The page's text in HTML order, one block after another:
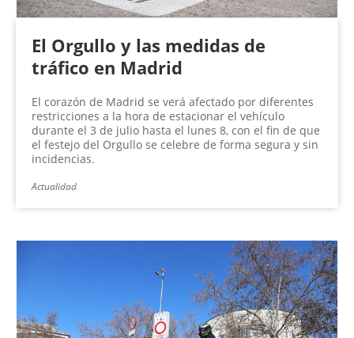
El Orgullo y las medidas de
tráfico en Madrid
El corazón de Madrid se verá afectado por diferentes
restricciones a la hora de estacionar el vehículo
durante el 3 de julio hasta el lunes 8, con el fin de que
el festejo del Orgullo se celebre de forma segura y sin
incidencias.
Actualidad